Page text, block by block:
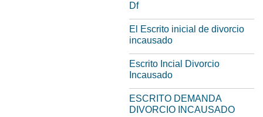
Df
El Escrito inicial de divorcio
incausado
Escrito Incial Divorcio
Incausado
ESCRITO DEMANDA
DIVORCIO INCAUSADO